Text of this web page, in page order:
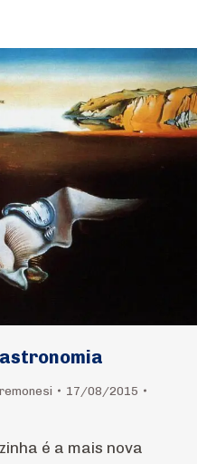
17/08/2015
é a mais nova